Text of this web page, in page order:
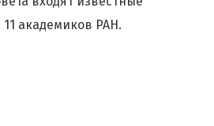
академиков РАН.